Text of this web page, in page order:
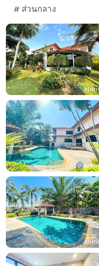
# ส่วนกลาง